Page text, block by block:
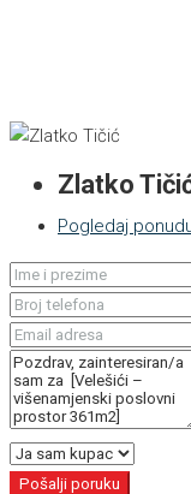
Zlatko
Pogledaj
Pošalji poruku